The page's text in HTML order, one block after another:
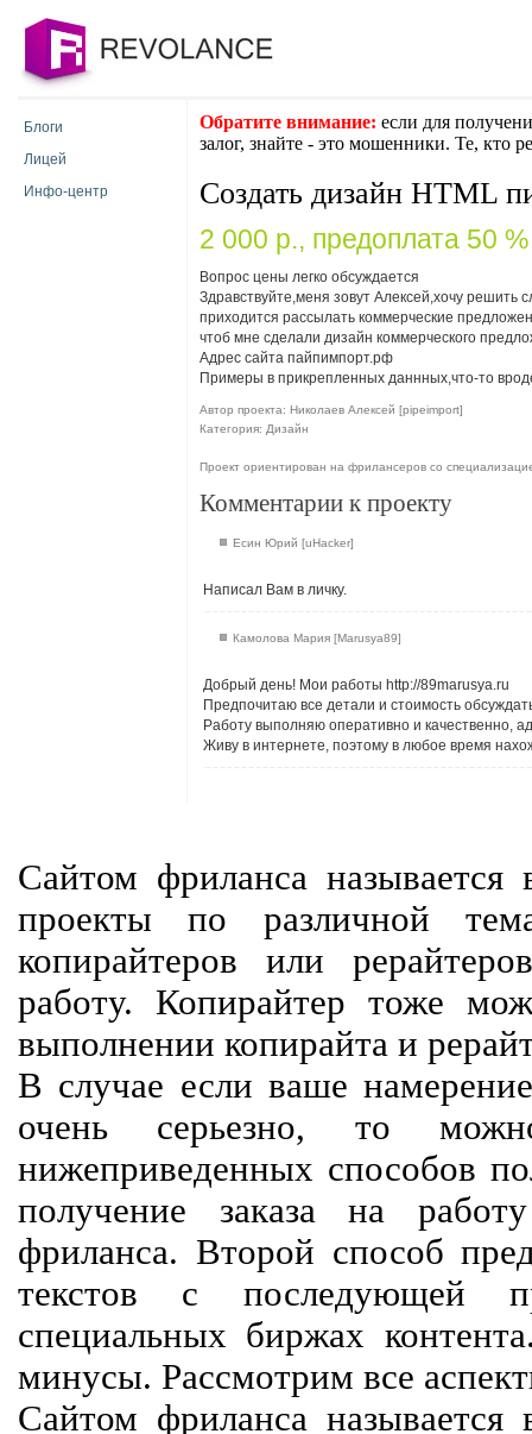
Блоги
Лицей
Инфо-центр
Обратите внимание: если для
залог, знайте - это мошенники. Те, кто
Создать дизайн HTML
2 000 p., предоплата 50 %
Вопрос цены легко обсуждается
Здравствуйте,меня зовут Алексей,хочу
приходится рассылать коммерческие
чтоб мне сделали дизайн коммерческого
Адрес сайта пайпимпорт.рф
Примеры в прикрепленных даннных,что-то
Автор проекта: Николаев Алексей [pipeimport]
Категория: Дизайн
Проект ориентирован на фрилансеров со
Комментарии к проекту
Есин Юрий [uHacker]
Написал Вам в личку.
Камолова Мария [Marusya89]
Добрый день! Мои работы http://89marusya.ru
Предпочитаю все детали и стоимость
Работу выполняю оперативно и качественно,
Живу в интернете, поэтому в любое время
Сайтом фриланса называется
проекты по различной
копирайтеров или
работу. Копирайтер тоже
выполнении копирайта и
В случае если ваше
очень серьезно, то
нижеприведенных способов
получение заказа на
фриланса. Второй способ
текстов с последующей
специальных биржах
минусы. Рассмотрим все
Сайтом фриланса называется